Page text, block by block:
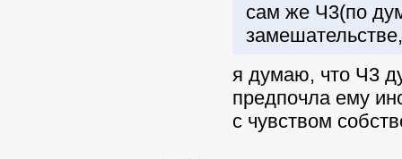
сам же Ч3(по
я думаю, что Ч3
предпочла ему
с чувством